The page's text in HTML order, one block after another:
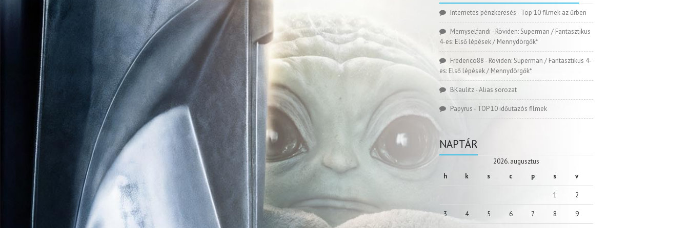
Internetes pénzkeresés - Top 10 filmek az űrben
Memyselfandi - Röviden: Superman / Fantasztikus
4-es: Első lépések / Mennydörgők*
Frederico88 - Röviden: Superman / Fantasztikus 4-
es: Első lépések / Mennydörgők*
BKaulitz-Alias sorozat
Papyrus - TOP 10 időutazós filmek
NAPTÁR
2026. augusztus
h
k s c p s v
1 2
3 4 5 6 7 8 9